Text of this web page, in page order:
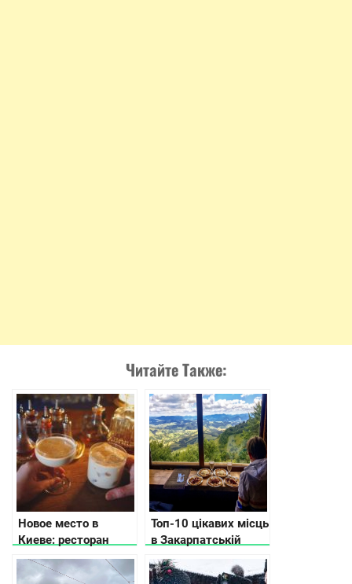
Читайте Также:
Новое место в
Киеве: ресторан
Podil East India
Company
Топ-10 цікавих місць
в Закарпатській
області: для
бюджетного